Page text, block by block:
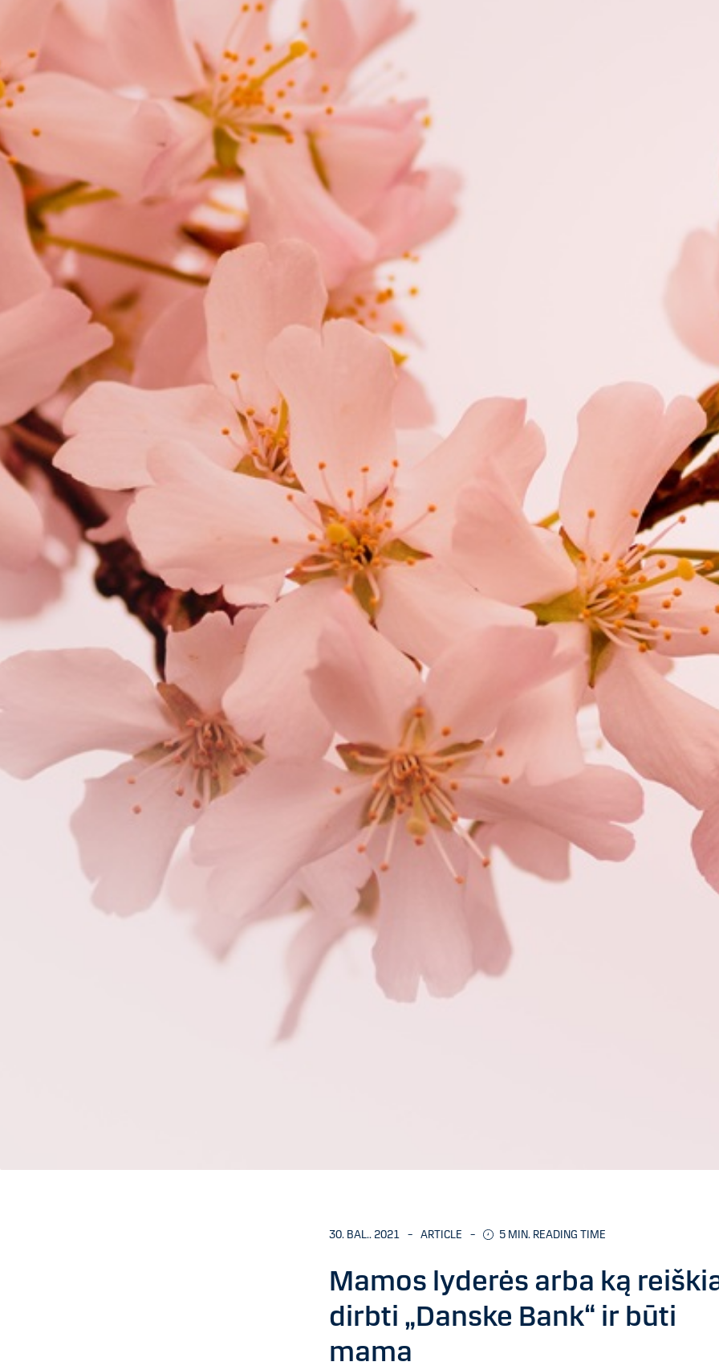
30. BAL.. 2021 – ARTICLE – 5 MIN. READING TIME
Mamos lyderės arba ką
dirbti „Danske Bank“ ir būti
mama